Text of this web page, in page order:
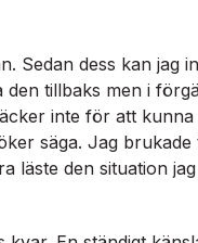
Sedan dess kan jag
den tillbaks men i
inte för att
säga. Jag brukade
läste den situation